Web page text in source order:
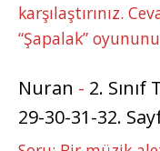
karşılaştırınız.
“Şapalak”
Nuran - 2.
29-30-31-32.